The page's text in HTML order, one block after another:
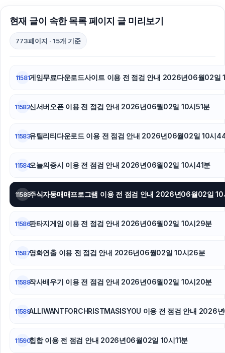
서울암요양병원
불륜증거
하남하수구막힘
현재 글이 속한 목록 페이지 글 미리보기
773페이지 · 15개 기준
11581게임무료다운로드사이트 이용 전 점검 안내 2026년06월02일
11582신서버오픈 이용 전 점검 안내 2026년06월02일 10시51분
11583유틸리티다운로드 이용 전 점검 안내 2026년06월02일 10시
11584오늘의증시 이용 전 점검 안내 2026년06월02일 10시41분
11585주식자동매매프로그램 이용 전 점검 안내 2026년06월02일
11586판타지게임 이용 전 점검 안내 2026년06월02일 10시29분
11587영화연출 이용 전 점검 안내 2026년06월02일 10시26분
11588작사배우기 이용 전 점검 안내 2026년06월02일 10시20분
11589ALLIWANTFORCHRISTMASISYOU 이용 전 점검 안내 2026
11590힙합 이용 전 점검 안내 2026년06월02일 10시11분